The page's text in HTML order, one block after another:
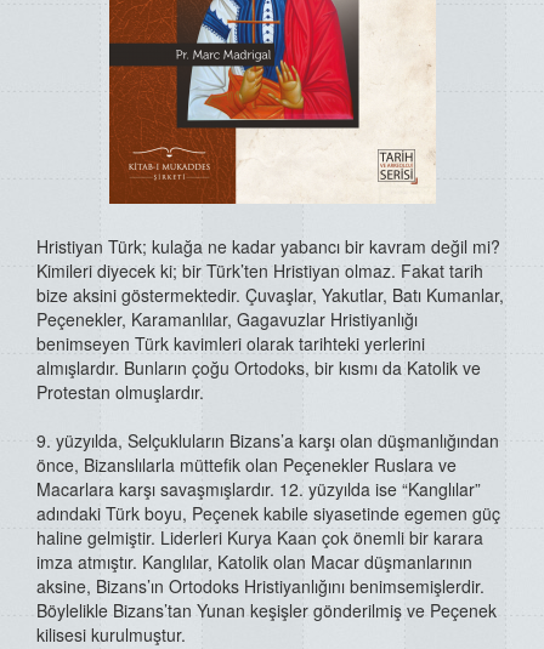
Hristiyan Türk; kulağa ne kadar yabancı bir kavram değil mi?
Kimileri diyecek ki; bir Türk’ten Hristiyan olmaz. Fakat tarih
bize aksini göstermektedir. Çuvaşlar, Yakutlar, Batı Kumanlar,
Peçenekler, Karamanlılar, Gagavuzlar Hristiyanlığı
benimseyen Türk kavimleri olarak tarihteki yerlerini
almışlardır. Bunların çoğu Ortodoks, bir kısmı da Katolik ve
Protestan olmuşlardır.
9. yüzyılda, Selçukluların Bizans’a karşı olan düşmanlığından
önce, Bizanslılarla müttefik olan Peçenekler Ruslara ve
Macarlara karşı savaşmışlardır. 12. yüzyılda ise “Kanglılar”
adındaki Türk boyu, Peçenek kabile siyasetinde egemen güç
haline gelmiştir. Liderleri Kurya Kaan çok önemli bir karara
imza atmıştır. Kanglılar, Katolik olan Macar düşmanlarının
aksine, Bizans’ın Ortodoks Hristiyanlığını benimsemişlerdir.
Böylelikle Bizans’tan Yunan keşişler gönderilmiş ve Peçenek
kilisesi kurulmuştur.